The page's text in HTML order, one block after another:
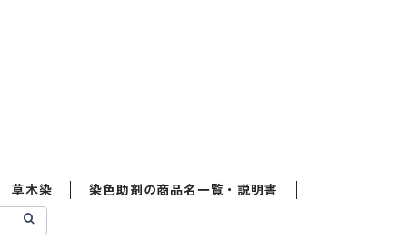
草木染
染色助剤の商品名一覧・説明書